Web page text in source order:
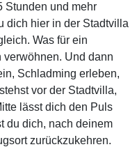
Stunden und mehr
dich hier in der Stadtvilla
Was für ein
verwöhnen. Und dann
Schladming erleben,
vor der Stadtvilla,
lässt dich den Puls
du dich, nach deinem
zurückzukehren.